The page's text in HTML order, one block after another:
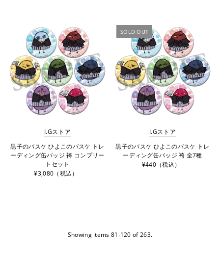
I.Gストア
黒子のバスケ ひよこのバスケ トレ
ーディング缶バッジ 袴 コンプリー
トセット
¥3,080（税込）
SOLD OUT
I.Gストア
黒子のバスケ ひよこのバスケ トレ
ーディング缶バッジ 袴 全7種
¥440（税込）
Showing items 81-120 of 263.